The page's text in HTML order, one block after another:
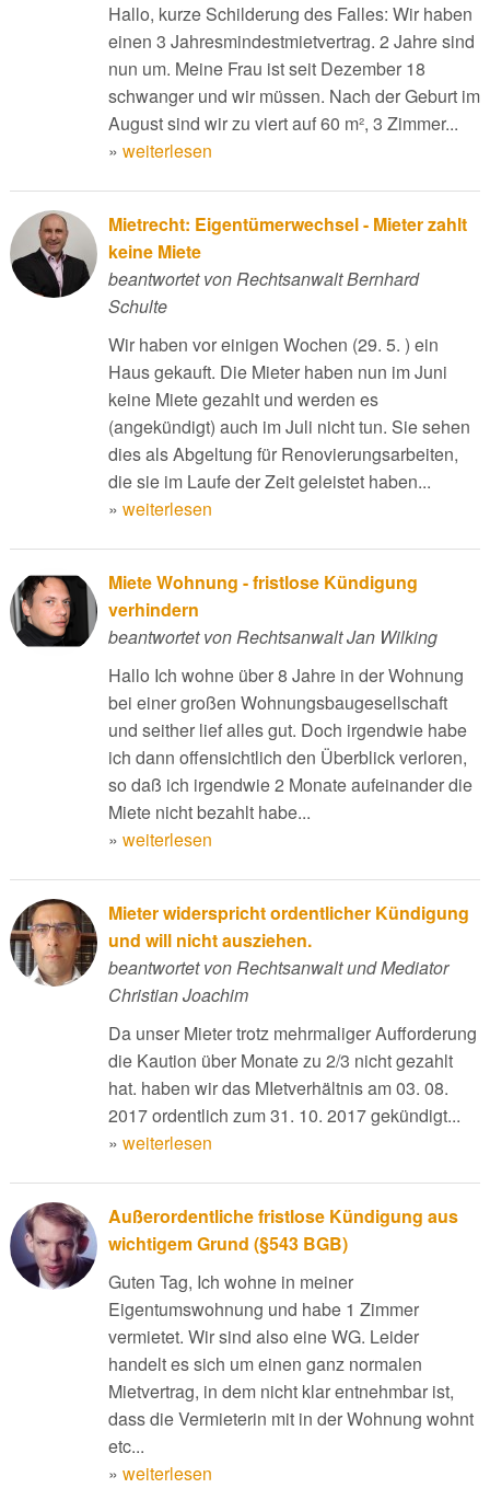
Hallo, kurze Schilderung des Falles: Wir haben
einen 3 Jahresmindestmietvertrag. 2 Jahre sind
nun um. Meine Frau ist seit Dezember 18
schwanger und wir müssen. Nach der Geburt im
August sind wir zu viert auf 60 m², 3 Zimmer...
» weiterlesen
Mietrecht: Eigentümerwechsel - Mieter zahlt
keine Miete
beantwortet von Rechtsanwalt Bernhard
Schulte
Wir haben vor einigen Wochen (29. 5. ) ein
Haus gekauft. Die Mieter haben nun im Juni
keine Miete gezahlt und werden es
(angekündigt) auch im Juli nicht tun. Sie sehen
dies als Abgeltung für Renovierungsarbeiten,
die sie im Laufe der Zeit geleistet haben...
» weiterlesen
Miete Wohnung - fristlose Kündigung
verhindern
beantwortet von Rechtsanwalt Jan Wilking
Hallo Ich wohne über 8 Jahre in der Wohnung
bei einer großen Wohnungsbaugesellschaft
und seither lief alles gut. Doch irgendwie habe
ich dann offensichtlich den Überblick verloren,
so daß ich irgendwie 2 Monate aufeinander die
Miete nicht bezahlt habe...
» weiterlesen
Mieter widerspricht ordentlicher Kündigung
und will nicht ausziehen.
beantwortet von Rechtsanwalt und Mediator
Christian Joachim
Da unser Mieter trotz mehrmaliger Aufforderung
die Kaution über Monate zu 2/3 nicht gezahlt
hat. haben wir das MIetverhältnis am 03. 08.
2017 ordentlich zum 31. 10. 2017 gekündigt...
» weiterlesen
Außerordentliche fristlose Kündigung aus
wichtigem Grund (§543 BGB)
Guten Tag, Ich wohne in meiner
Eigentumswohnung und habe 1 Zimmer
vermietet. Wir sind also eine WG. Leider
handelt es sich um einen ganz normalen
Mietvertrag, in dem nicht klar entnehmbar ist,
dass die Vermieterin mit in der Wohnung wohnt
etc...
» weiterlesen